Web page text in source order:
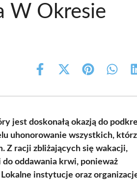
W Okresie
Share
Share
(Twitter)
Share Share
jest doskonałą okazją do
uhonorowanie wszystkich,
Z racji zbliżających się wakacji,
oddawania krwi, ponieważ
instytucje oraz